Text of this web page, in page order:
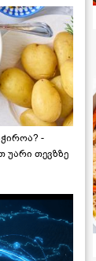
-
უარი თევზზე